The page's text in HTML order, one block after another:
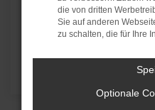
Mo - Fr:
ZUM
die von dritten
Sie auf anderen
zu schalten, die für Ihre
Optionale